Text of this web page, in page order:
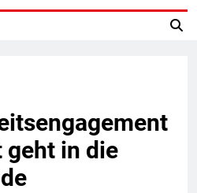
geht in die